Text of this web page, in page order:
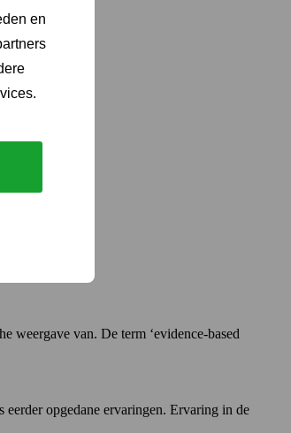
en
weergave van. De term ‘evidence-based
opgedane ervaringen. Ervaring in de